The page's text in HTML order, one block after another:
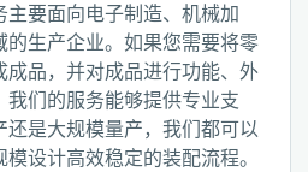
要面向电子制造、机械加
的生产企业。如果您需要将零
成品，并对成品进行功能、外
我们的服务能够提供专业支
是大规模量产，我们都可以
设计高效稳定的装配流程。